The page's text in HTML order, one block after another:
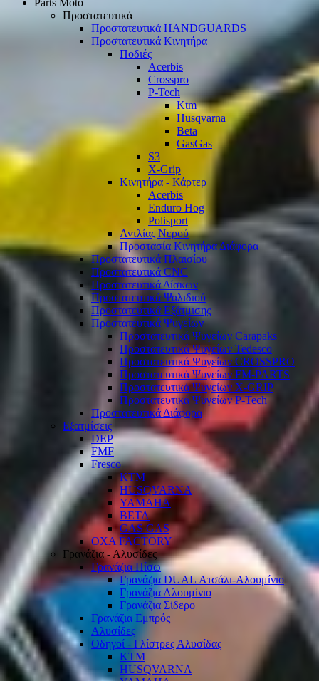
Parts Moto
Προστατευτικά
Προστατευτικά HANDGUARDS
Προστατευτικά Κινητήρα
Ποδιές
Acerbis
Crosspro
P-Tech
Ktm
Husqvarna
Beta
GasGas
S3
X-Grip
Κινητήρα - Κάρτερ
Acerbis
Enduro Hog
Polisport
Αντλίας Νερού
Προστασία Κινητήρα Διάφορα
Προστατευτικά Πλαισίου
Προστατευτικά CNC
Προστατευτικά Δίσκων
Προστατευτικά Ψαλιδιού
Προστατευτικά Εξάτμισης
Προστατευτικά Ψυγείων
Προστατευτικά Ψυγείων Carapaks
Προστατευτικά Ψυγείων Tedesco
Προστατευτικά Ψυγείων CROSSPRO
Προστατευτικά Ψυγείων FM-PARTS
Προστατευτικά Ψυγείων X-GRIP
Προστατευτικά Ψυγείων P-Tech
Προστατευτικά Διάφορα
Εξατμίσεις
DEP
FMF
Fresco
KTM
HUSQVARNA
YAMAHA
BETA
GAS GAS
OXA FACTORY
Γρανάζια - Αλυσίδες
Γρανάζια Πίσω
Γρανάζια DUAL Ατσάλι-Αλουμίνιο
Γρανάζια Αλουμίνιο
Γρανάζια Σίδερο
Γρανάζια Εμπρός
Αλυσίδες
Οδηγοί - Γλίστρες Αλυσίδας
KTM
HUSQVARNA